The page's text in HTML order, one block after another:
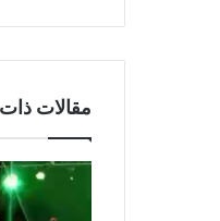
مقالات